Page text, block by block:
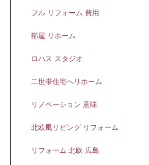
フル リフォーム 費用
部屋 リホーム
ロハス スタジオ
二世帯住宅へリホーム
リノベーション 意味
北欧風リビング リフォーム
リフォーム 北欧 広島